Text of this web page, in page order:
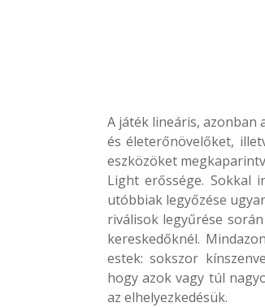
A játék lineáris,
és életerőnövelőket,
eszközöket
Light erőssége. Sokkal
utóbbiak legyőzése
riválisok legyűrése
kereskedőknél.
estek: sokszor
hogy azok vagy túl
az elhelyezkedésük.